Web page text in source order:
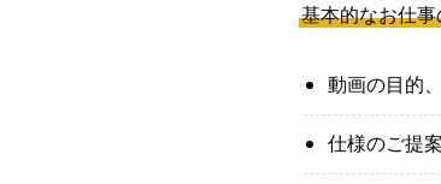
基本的なお仕事
動画の目的
仕様のご提案